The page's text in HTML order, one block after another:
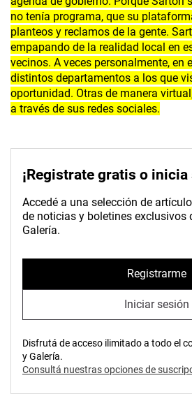
no tenía programa, que su
planteos y reclamos de la gente.
empapando de la realidad local en
vecinos. A veces personalmente, en
distintos departamentos a los que
oportunidad. Otras de manera
a través de sus redes sociales.
¡Registrate gratis o
Accedé a una selección de
de noticias y boletines exclusivos
Galería.
Registrarme
Iniciar sesión
Disfrutá de acceso ilimitado a todo el
y Galería.
Consultá nuestras opciones de